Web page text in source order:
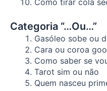
Como tirar cola
Categoria “…Ou…”
Gasóleo sobe ou
Cara ou coroa
Como saber se
Tarot sim ou não
Quem nasceu